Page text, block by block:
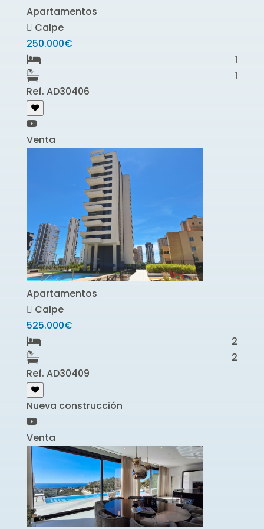
Apartamentos
Calpe
250.000€
1
1
Ref. AD30406
Venta
Apartamentos
Calpe
525.000€
2
2
Ref. AD30409
Nueva construcción
Venta